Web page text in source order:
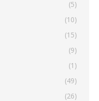
(5)
(10)
(15)
(9)
(1)
(49)
(26)